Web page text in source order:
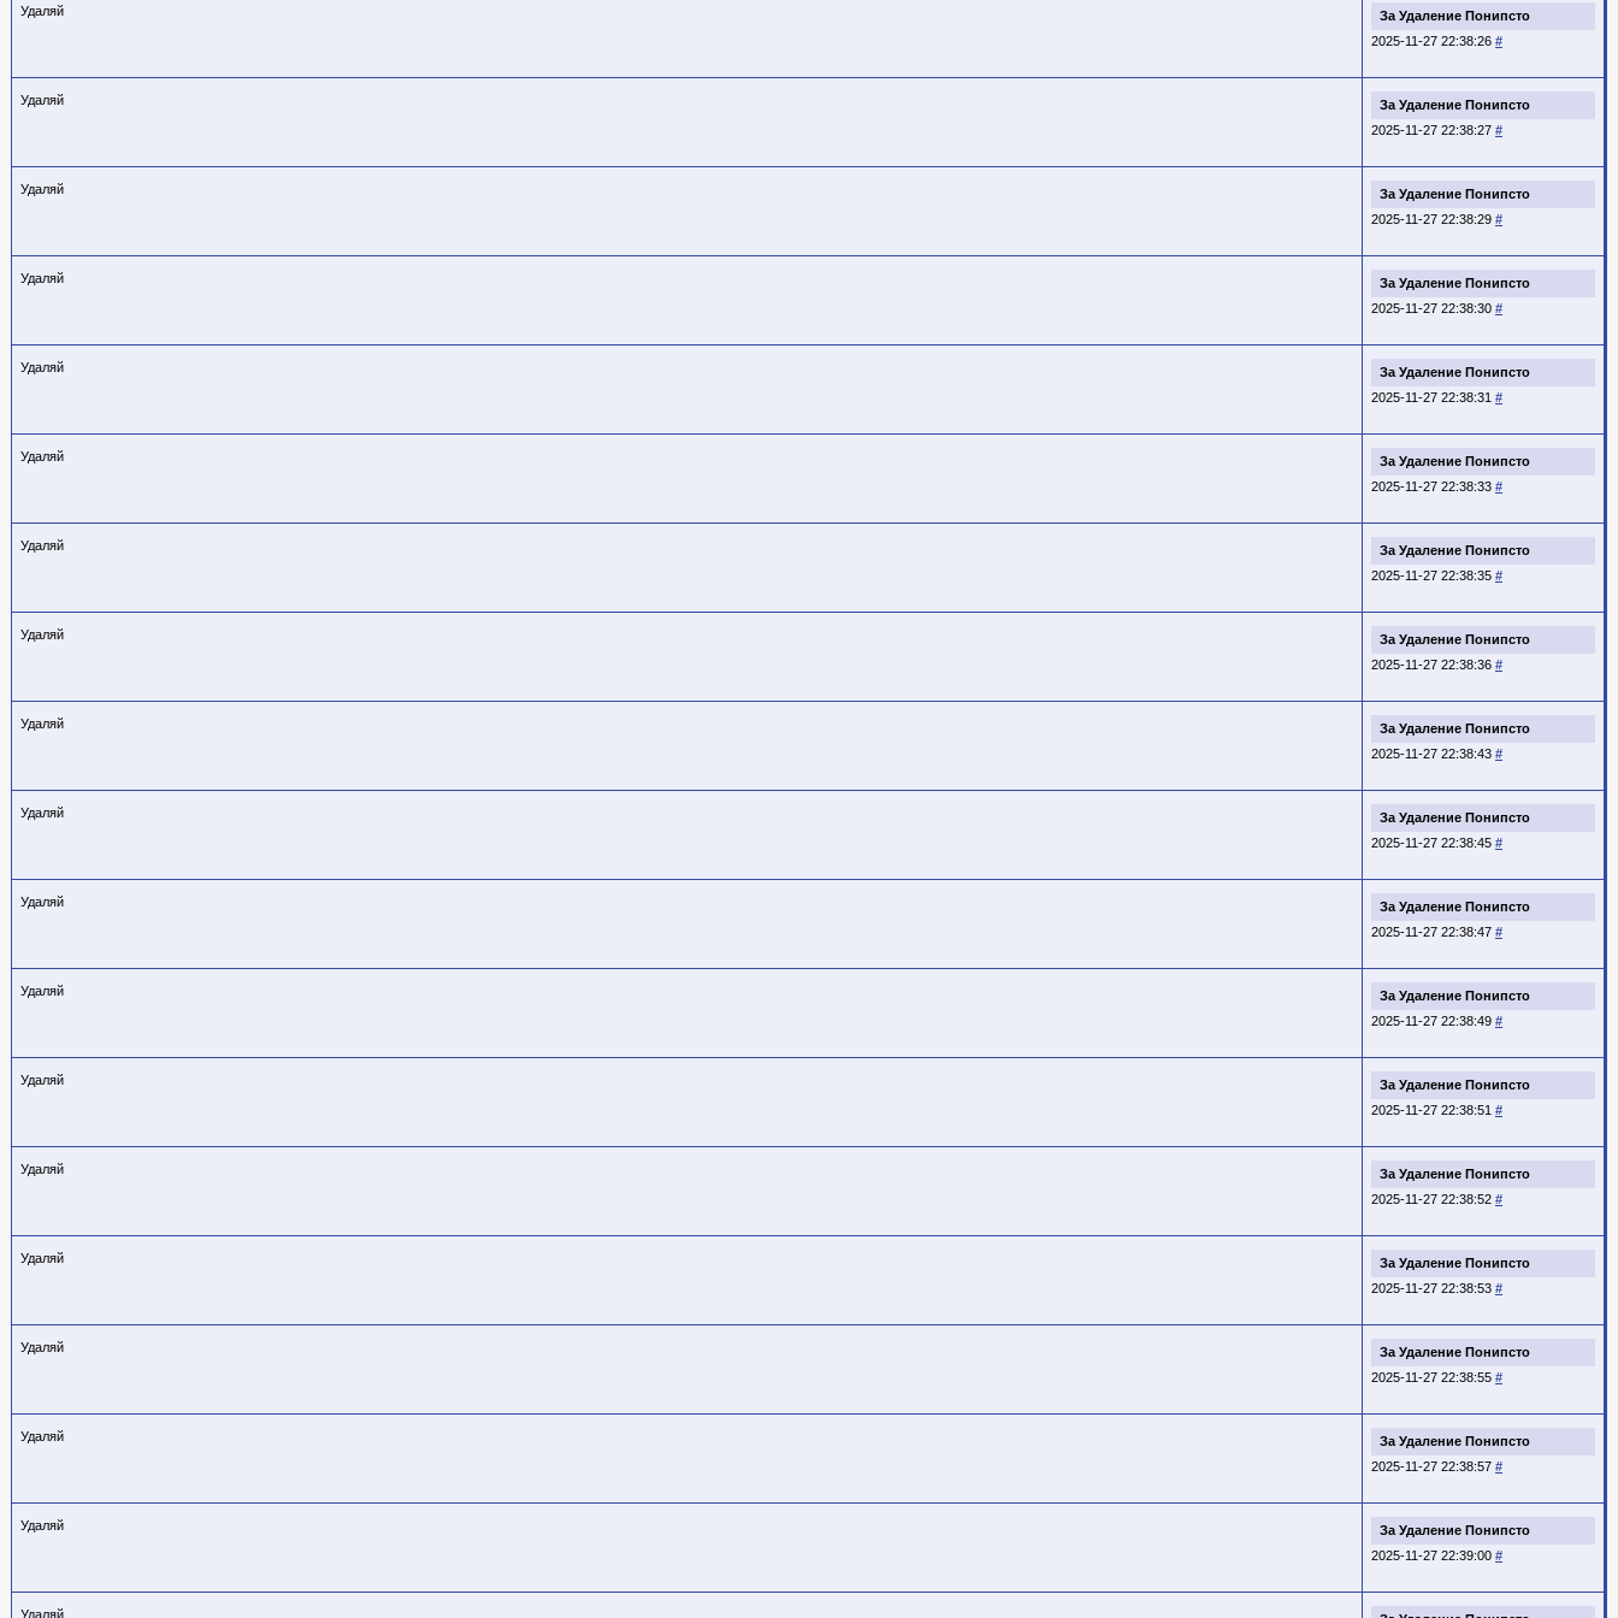
За Удаление Понипсто
2025-11-27 22:38:26 #
Удаляй
За Удаление Понипсто
2025-11-27 22:38:27 #
Удаляй
За Удаление Понипсто
2025-11-27 22:38:29 #
Удаляй
За Удаление Понипсто
2025-11-27 22:38:30 #
Удаляй
За Удаление Понипсто
2025-11-27 22:38:31 #
Удаляй
За Удаление Понипсто
2025-11-27 22:38:33 #
Удаляй
За Удаление Понипсто
2025-11-27 22:38:35 #
Удаляй
За Удаление Понипсто
2025-11-27 22:38:36 #
Удаляй
За Удаление Понипсто
2025-11-27 22:38:43 #
Удаляй
За Удаление Понипсто
2025-11-27 22:38:45 #
Удаляй
За Удаление Понипсто
2025-11-27 22:38:47 #
Удаляй
За Удаление Понипсто
2025-11-27 22:38:49 #
Удаляй
За Удаление Понипсто
2025-11-27 22:38:51 #
Удаляй
За Удаление Понипсто
2025-11-27 22:38:52 #
Удаляй
За Удаление Понипсто
2025-11-27 22:38:53 #
Удаляй
За Удаление Понипсто
2025-11-27 22:38:55 #
Удаляй
За Удаление Понипсто
2025-11-27 22:38:57 #
Удаляй
За Удаление Понипсто
2025-11-27 22:39:00 #
Удаляй
Удаляй